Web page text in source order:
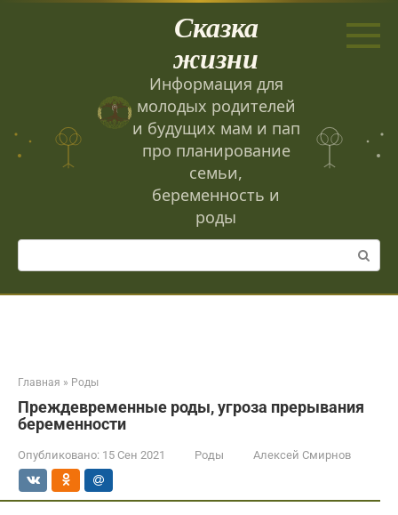
Сказка
жизни
Информация для
молодых родителей
и будущих мам и пап
про планирование
семьи,
беременность и
роды
Поиск:
Главная » Роды
Преждевременные роды, угроза прерывания
беременности
Опубликовано: 15 Сен 2021 Роды Алексей Смирнов